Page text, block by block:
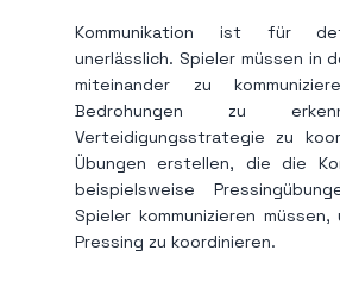
Kommunikation ist für
unerlässlich. Spieler müssen in
miteinander zu
Bedrohungen zu
Verteidigungsstrategie zu
Übungen erstellen, die die
beispielsweise
Spieler kommunizieren
Pressing zu koordinieren.